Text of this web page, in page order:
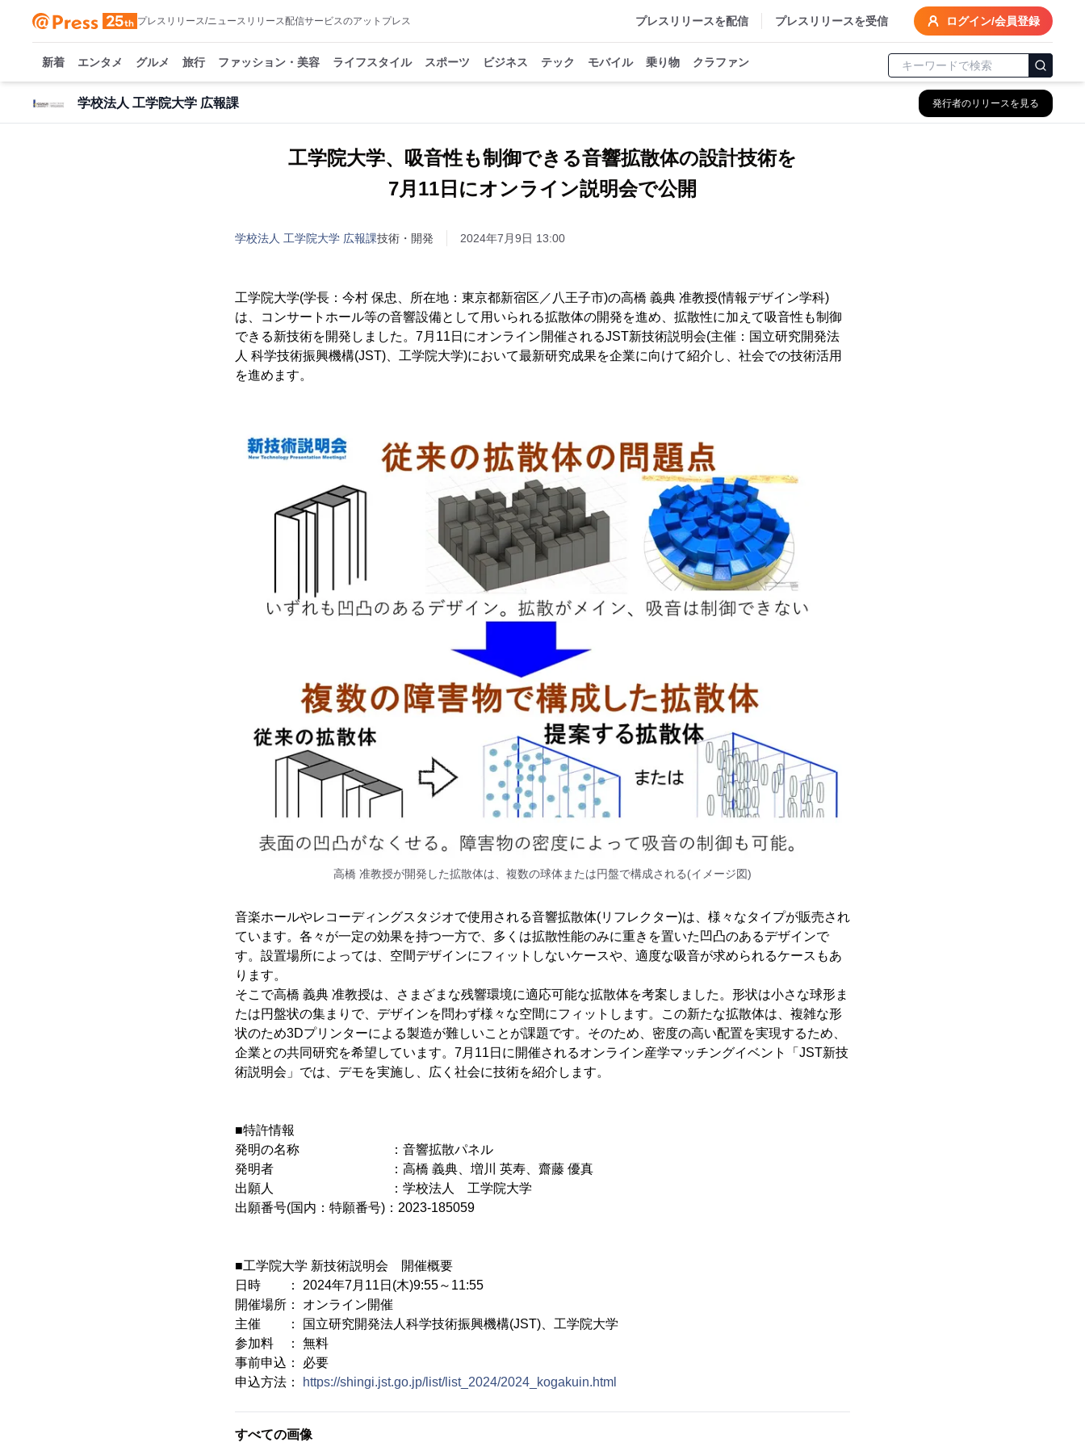
プレスリリース/ニュースリリース配信サービスのアットプレス プレスリリースを配信 プレスリリースを受信 ログイン/会員登録
新着 エンタメ グルメ 旅行 ファッション・美容 ライフスタイル スポーツ ビジネス テック モバイル 乗り物 クラファン
学校法人 工学院大学 広報課 発行者のリリースを見る
工学院大学、吸音性も制御できる音響拡散体の設計技術を
7月11日にオンライン説明会で公開
学校法人 工学院大学 広報課技術・開発 2024年7月9日 13:00
工学院大学(学長：今村 保忠、所在地：東京都新宿区／八王子市)の高橋 義典 准教授(情報デザイン学科)
は、コンサートホール等の音響設備として用いられる拡散体の開発を進め、拡散性に加えて吸音性も制御
できる新技術を開発しました。7月11日にオンライン開催されるJST新技術説明会(主催：国立研究開発法
人 科学技術振興機構(JST)、工学院大学)において最新研究成果を企業に向けて紹介し、社会での技術活用
を進めます。
高橋 准教授が開発した拡散体は、複数の球体または円盤で構成される(イメージ図)
音楽ホールやレコーディングスタジオで使用される音響拡散体(リフレクター)は、様々なタイプが販売され
ています。各々が一定の効果を持つ一方で、多くは拡散性能のみに重きを置いた凹凸のあるデザインで
す。設置場所によっては、空間デザインにフィットしないケースや、適度な吸音が求められるケースもあ
ります。
そこで高橋 義典 准教授は、さまざまな残響環境に適応可能な拡散体を考案しました。形状は小さな球形ま
たは円盤状の集まりで、デザインを問わず様々な空間にフィットします。この新たな拡散体は、複雑な形
状のため3Dプリンターによる製造が難しいことが課題です。そのため、密度の高い配置を実現するため、
企業との共同研究を希望しています。7月11日に開催されるオンライン産学マッチングイベント「JST新技
術説明会」では、デモを実施し、広く社会に技術を紹介します。
■特許情報
発明の名称 ：音響拡散パネル
発明者 ：高橋 義典、増川 英寿、齋藤 優真
出願人 ：学校法人 工学院大学
出願番号(国内：特願番号)：2023-185059
■工学院大学 新技術説明会 開催概要
日時 ： 2024年7月11日(木)9:55～11:55
開催場所： オンライン開催
主催 ： 国立研究開発法人科学技術振興機構(JST)、工学院大学
参加料 ： 無料
事前申込： 必要
申込方法：
https://shingi.jst.go.jp/list/list_2024/2024_kogakuin.html
すべての画像